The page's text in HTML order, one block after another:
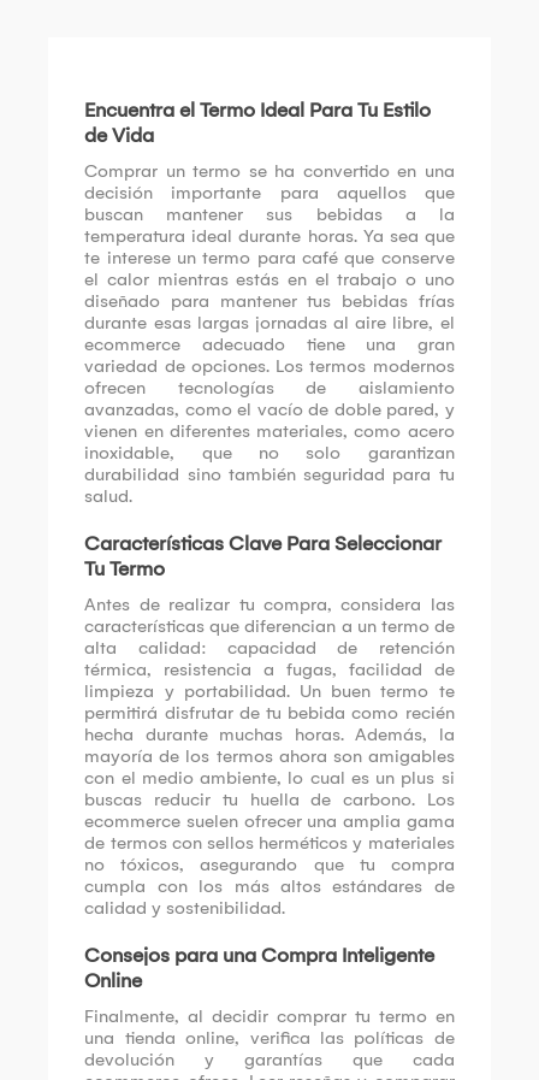
Encuentra el Termo Ideal Para Tu Estilo
de Vida
Comprar un termo se ha convertido en una
decisión importante para aquellos que
buscan mantener sus bebidas a la
temperatura ideal durante horas. Ya sea que
te interese un termo para café que conserve
el calor mientras estás en el trabajo o uno
diseñado para mantener tus bebidas frías
durante esas largas jornadas al aire libre, el
ecommerce adecuado tiene una gran
variedad de opciones. Los termos modernos
ofrecen tecnologías de aislamiento
avanzadas, como el vacío de doble pared, y
vienen en diferentes materiales, como acero
inoxidable, que no solo garantizan
durabilidad sino también seguridad para tu
salud.
Características Clave Para Seleccionar
Tu Termo
Antes de realizar tu compra, considera las
características que diferencian a un termo de
alta calidad: capacidad de retención
térmica, resistencia a fugas, facilidad de
limpieza y portabilidad. Un buen termo te
permitirá disfrutar de tu bebida como recién
hecha durante muchas horas. Además, la
mayoría de los termos ahora son amigables
con el medio ambiente, lo cual es un plus si
buscas reducir tu huella de carbono. Los
ecommerce suelen ofrecer una amplia gama
de termos con sellos herméticos y materiales
no tóxicos, asegurando que tu compra
cumpla con los más altos estándares de
calidad y sostenibilidad.
Consejos para una Compra Inteligente
Online
Finalmente, al decidir comprar tu termo en
una tienda online, verifica las políticas de
devolución y garantías que cada